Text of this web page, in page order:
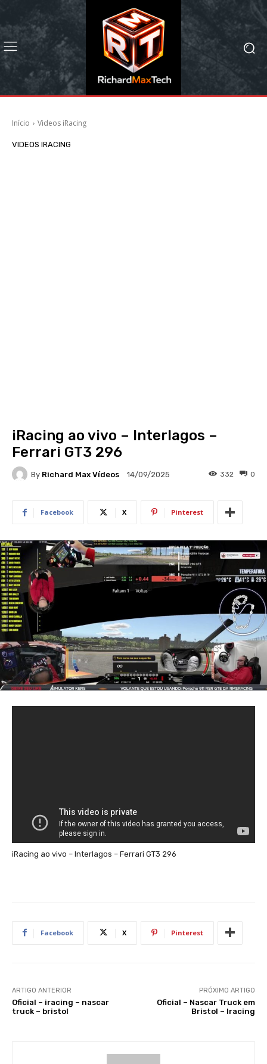
Início Videos iRacing
VIDEOS IRACING
iRacing ao vivo – Interlagos –
Ferrari GT3 296
By Richard Max Vídeos 14/09/2025 0
332
Facebook X Pinterest
iRacing ao vivo – Interlagos – Ferrari GT3 296
Facebook X Pinterest
ARTIGO ANTERIOR
Oficial – iracing – nascar
truck – bristol
PRÓXIMO ARTIGO
Oficial – Nascar Truck em
Bristol – Iracing